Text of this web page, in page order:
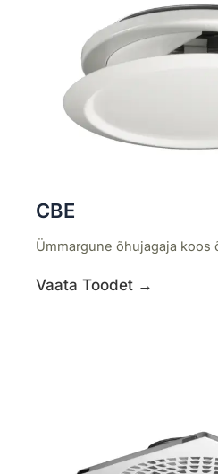
CBE
Ümmargune õhujagaja koos
Vaata Toodet →